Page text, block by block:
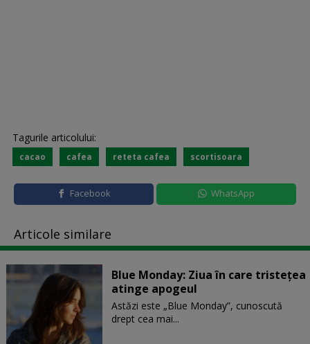
Tagurile articolului:
cacao cafea reteta cafea scortisoara
Facebook WhatsApp
Articole similare
Blue Monday: Ziua în care tristețea
atinge apogeul
Astăzi este „Blue Monday”, cunoscută
drept cea mai...